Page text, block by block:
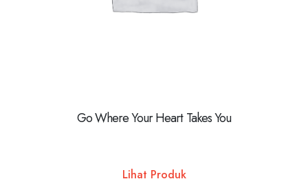
Go Where Your Heart Takes You
Lihat Produk